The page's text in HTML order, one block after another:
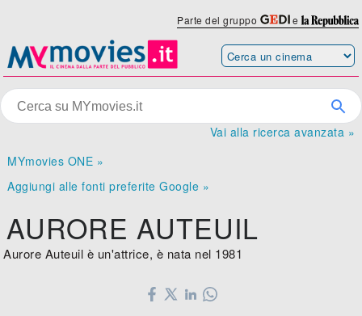
Parte del gruppo e
Vai alla ricerca avanzata »
MYmovies ONE »
Aggiungi alle fonti preferite Google »
AURORE AUTEUIL
Aurore Auteuil è un'attrice, è nata nel 1981